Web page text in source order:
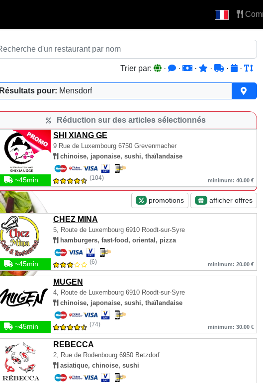
Trier par: · · · · · ·
Résultats pour: Mensdorf
Réduction sur des articles sélectionnés
SHI XIANG GE
9 Rue de Luxembourg 6750 Grevenmacher
chinoise, japonaise, sushi, thaïlandaise
~45min (104) minimum: 40.00 €
promotions afficher offres
CHEZ MINA
5, Route de Luxembourg 6910 Roodt-sur-Syre
hamburgers, fast-food, oriental, pizza
~45min (6) minimum: 20.00 €
MUGEN
4, Route de Luxembourg 6910 Roodt-sur-Syre
chinoise, japonaise, sushi, thaïlandaise
~45min (74) minimum: 30.00 €
REBECCA
2, Rue de Rodenbourg 6950 Betzdorf
asiatique, chinoise, sushi